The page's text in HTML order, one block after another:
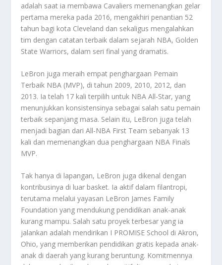
adalah saat ia membawa Cavaliers memenangkan gelar
pertama mereka pada 2016, mengakhiri penantian 52
tahun bagi kota Cleveland dan sekaligus mengalahkan
tim dengan catatan terbaik dalam sejarah NBA, Golden
State Warriors, dalam seri final yang dramatis.
LeBron juga meraih empat penghargaan Pemain
Terbaik NBA (MVP), di tahun 2009, 2010, 2012, dan
2013. Ia telah 17 kali terpilih untuk NBA All-Star, yang
menunjukkan konsistensinya sebagai salah satu pemain
terbaik sepanjang masa. Selain itu, LeBron juga telah
menjadi bagian dari All-NBA First Team sebanyak 13
kali dan memenangkan dua penghargaan NBA Finals
MVP.
Tak hanya di lapangan, LeBron juga dikenal dengan
kontribusinya di luar basket. Ia aktif dalam filantropi,
terutama melalui yayasan LeBron James Family
Foundation yang mendukung pendidikan anak-anak
kurang mampu. Salah satu proyek terbesar yang ia
jalankan adalah mendirikan I PROMISE School di Akron,
Ohio, yang memberikan pendidikan gratis kepada anak-
anak di daerah yang kurang beruntung. Komitmennya